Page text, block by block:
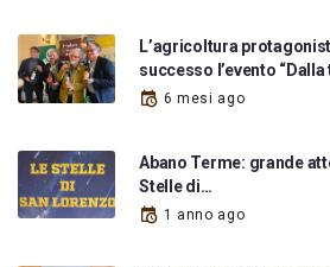
L’agricoltura
successo l’evento
6 mesi ago
Abano Terme: grande
Stelle di…
1 anno ago